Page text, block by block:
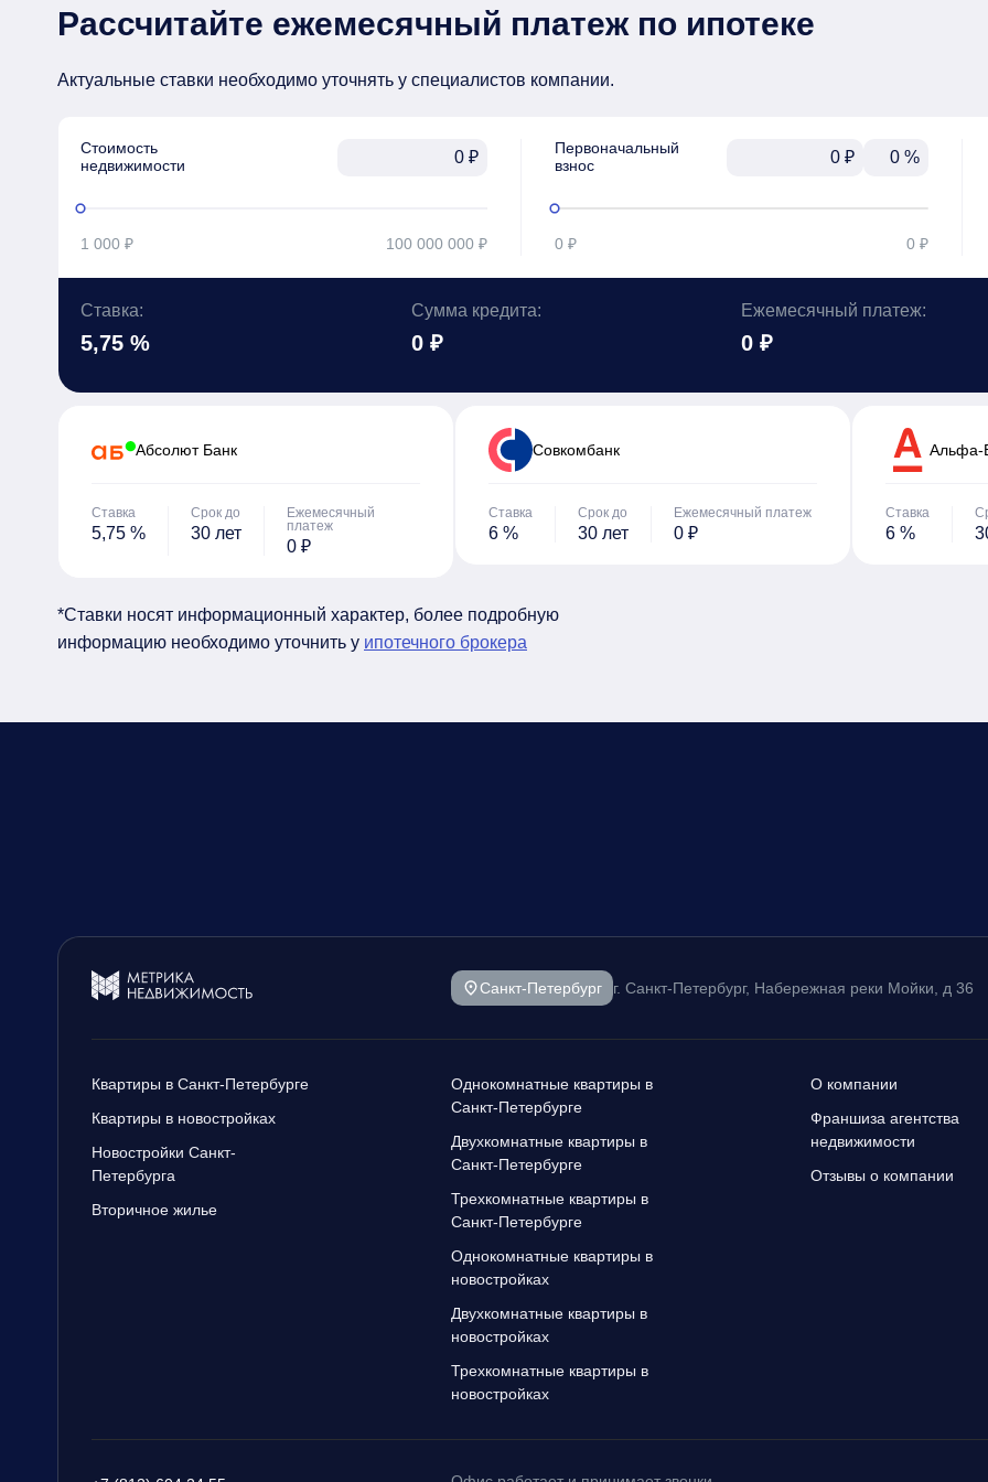
Рассчитайте ежемесячный платеж по ипотеке
Актуальные ставки необходимо уточнять у специалистов компании.
Стоимость
недвижимости
₽
1 000 ₽ 100 000 000 ₽
Первоначальный
взнос
₽ %
0 ₽ 0 ₽
Ставка:
5,75 %
Сумма кредита:
0 ₽
Ежемесячный платеж:
0 ₽
Абсолют Банк
Ставка
5,75 %
Срок до
30 лет
Ежемесячный
платеж
0 ₽
Cовкомбанк
Ставка
6 %
Срок до
30 лет
Ежемесячный платеж
0 ₽
Альфа-
Ставка
6 %
*Ставки носят информационный характер, более подробную
информацию необходимо уточнить у ипотечного брокера
Санкт-Петербург г. Санкт-Петербург, Набережная реки Мойки, д 36
Квартиры в Санкт-Петербурге
Квартиры в новостройках
Новостройки Санкт-
Петербурга
Вторичное жилье
Однокомнатные квартиры в
Санкт-Петербурге
Двухкомнатные квартиры в
Санкт-Петербурге
Трехкомнатные квартиры в
Санкт-Петербурге
Однокомнатные квартиры в
новостройках
Двухкомнатные квартиры в
новостройках
Трехкомнатные квартиры в
новостройках
О компании
Франшиза агентства
недвижимости
Отзывы о компании